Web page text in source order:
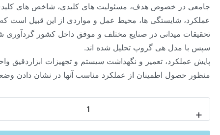
خصوص هدف، مسئولیت های کلیدی، شاخص های کلیدی
شایستگی ها، محیط عمل و مواردی از این قبیل است که از
میدانی در صنایع مختلف و موفق داخل کشور گردآوری شده و
هی گروپ تحلیل شده اند.
تعمیر و نگهداشت سیستم و تجهیزات ابزاردقیق واحد به
اطمینان از عملکرد مناسب آنها در نشان دادن وضعیت